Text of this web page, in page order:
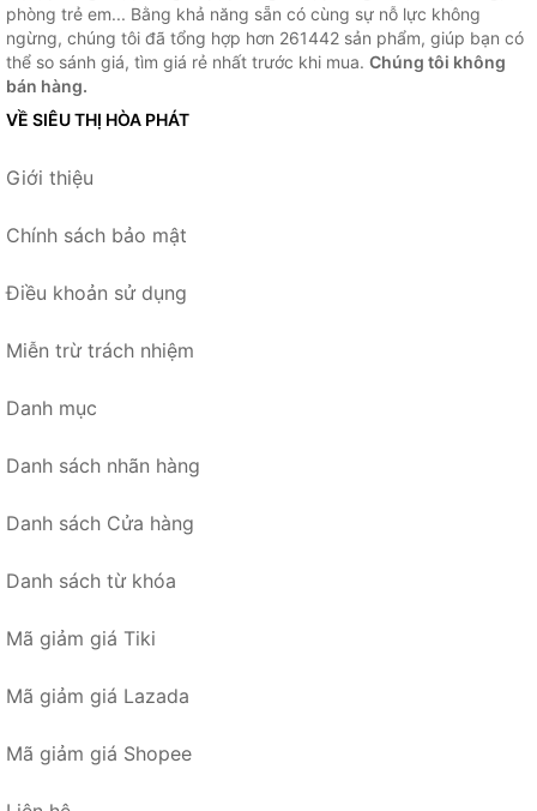
phòng trẻ em... Bằng khả năng sẵn có cùng sự nỗ lực không
ngừng, chúng tôi đã tổng hợp hơn 261442 sản phẩm, giúp bạn có
thể so sánh giá, tìm giá rẻ nhất trước khi mua. Chúng tôi không
bán hàng.
VỀ SIÊU THỊ HÒA PHÁT
Giới thiệu
Chính sách bảo mật
Điều khoản sử dụng
Miễn trừ trách nhiệm
Danh mục
Danh sách nhãn hàng
Danh sách Cửa hàng
Danh sách từ khóa
Mã giảm giá Tiki
Mã giảm giá Lazada
Mã giảm giá Shopee